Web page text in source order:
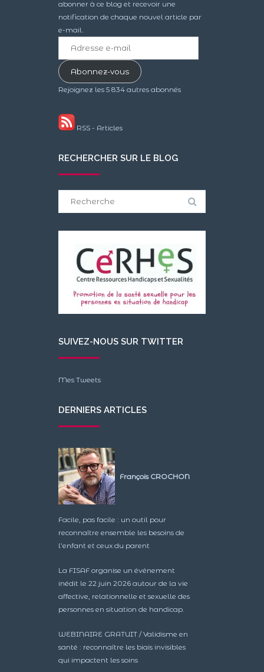
abonner à ce blog et recevoir une
notification de chaque nouvel article par
e-mail.
mailAbonnez-vous
Rejoignez les 5 834 autres abonnés
RSS - Articles
RECHERCHER SUR LE BLOG
SUIVEZ-NOUS SUR TWITTER
Mes Tweets
DERNIERS ARTICLES
François CROCHON
Facile, pas facile : un outil pour
reconnaître ensemble les besoins de
l’enfant et ceux du parent
La FISAF organise un événement
inédit le 22 juin 2026 autour de la vie
affective, relationnelle et sexuelle des
personnes en situation de handicap.
WEBINAIRE GRATUIT / Validisme en
santé : reconnaître les biais invisibles
qui impactent les soins